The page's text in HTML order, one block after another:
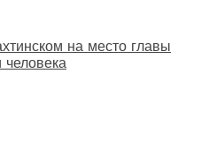
на место главы
человека